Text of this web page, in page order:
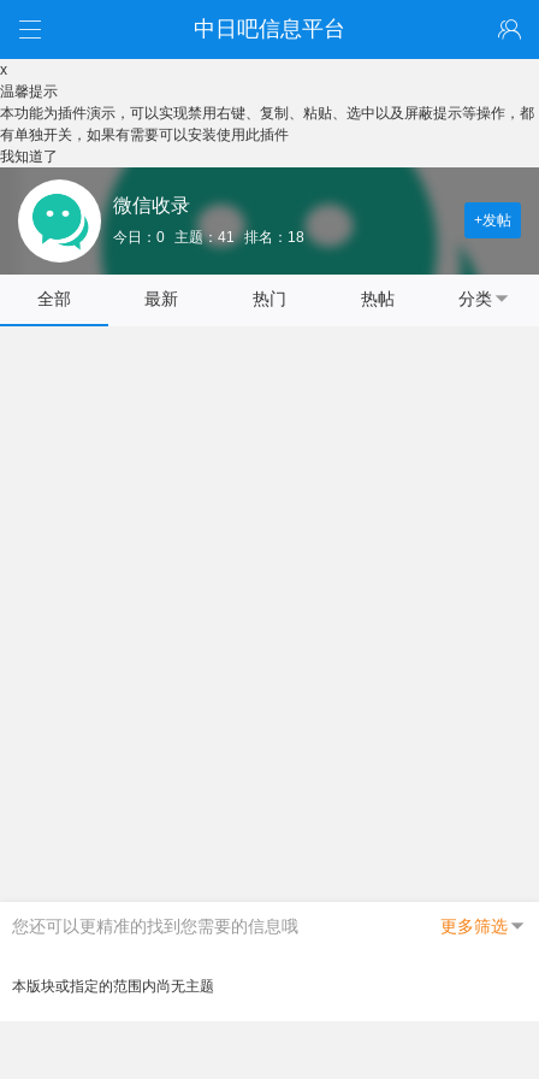
中日吧信息平台
x
温馨提示
本功能为插件演示，可以实现禁用右键、复制、粘贴、选中以及屏蔽提示等操作，都
有单独开关，如果有需要可以安装使用此插件
我知道了
微信收录
今日：0 主题：41 排名：18
+发帖
全部 最新 热门 热帖 分类
您还可以更精准的找到您需要的信息哦 更多筛选
本版块或指定的范围内尚无主题